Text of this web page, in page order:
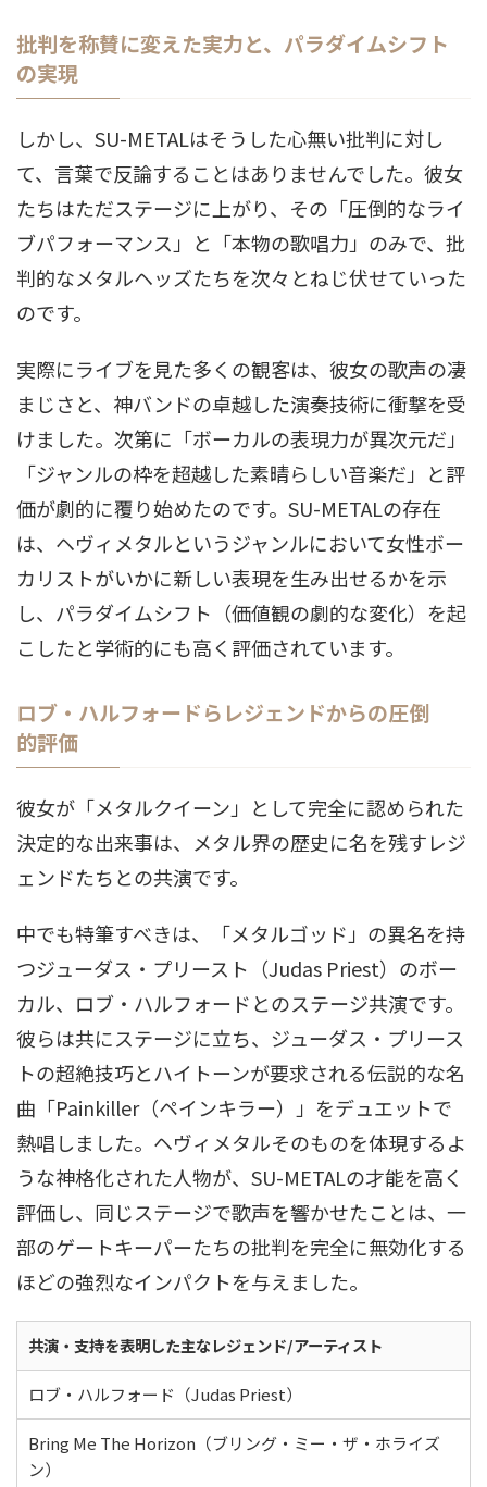
批判を称賛に変えた実力と、パラダイムシフト
の実現
しかし、SU-METALはそうした心無い批判に対し
て、言葉で反論することはありませんでした。彼女
たちはただステージに上がり、その「圧倒的なライ
ブパフォーマンス」と「本物の歌唱力」のみで、批
判的なメタルヘッズたちを次々とねじ伏せていった
のです。
実際にライブを見た多くの観客は、彼女の歌声の凄
まじさと、神バンドの卓越した演奏技術に衝撃を受
けました。次第に「ボーカルの表現力が異次元だ」
「ジャンルの枠を超越した素晴らしい音楽だ」と評
価が劇的に覆り始めたのです。SU-METALの存在
は、ヘヴィメタルというジャンルにおいて女性ボー
カリストがいかに新しい表現を生み出せるかを示
し、パラダイムシフト（価値観の劇的な変化）を起
こしたと学術的にも高く評価されています。
ロブ・ハルフォードらレジェンドからの圧倒
的評価
彼女が「メタルクイーン」として完全に認められた
決定的な出来事は、メタル界の歴史に名を残すレジ
ェンドたちとの共演です。
中でも特筆すべきは、「メタルゴッド」の異名を持
つジューダス・プリースト（Judas Priest）のボー
カル、ロブ・ハルフォードとのステージ共演です。
彼らは共にステージに立ち、ジューダス・プリース
トの超絶技巧とハイトーンが要求される伝説的な名
曲「Painkiller（ペインキラー）」をデュエットで
熱唱しました。ヘヴィメタルそのものを体現するよ
うな神格化された人物が、SU-METALの才能を高く
評価し、同じステージで歌声を響かせたことは、一
部のゲートキーパーたちの批判を完全に無効化する
ほどの強烈なインパクトを与えました。
共演・支持を表明した主なレジェンド/アーティスト
ロブ・ハルフォード（Judas Priest）
Bring Me The Horizon（ブリング・ミー・ザ・ホライズ
ン）